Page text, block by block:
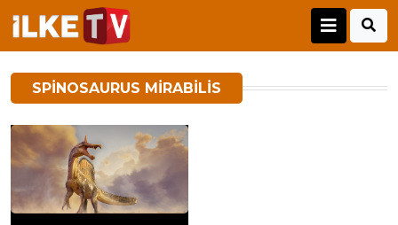
SPINOSAURUS MIRABILIS